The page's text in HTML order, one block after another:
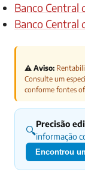
Banco Central
Banco Central
⚠️ Aviso:
Consulte um
conforme fontes
🔍Precisão
informação
Encontrou